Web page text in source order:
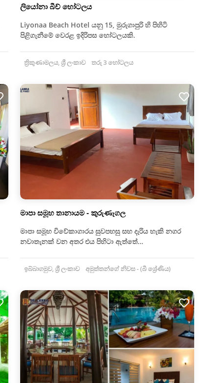
ලියෝනා බීච් හෝටලය
Liyonaa Beach Hotel යනු 15, මුරුගාපුරි හි පිහිටි
පිළිගැනීමේ වෙරළ ඉදිරිපස හෝටලයකි.
ත්‍රිකුණාමලය, ශ්‍රී ලංකාව තරු 3 හෝටලය
මාපා සමූහ තානායම - කුරුණෑගල
මාපා සමූහ විවේකාගාරය සුවපහසු සහ දැරිය හැකි නගර
නවාතැනක් වන අතර එය පිහිටා ඇත්තේ…
ඉබ්බාගමුව, ශ්‍රී ලංකාව අමුත්තන්ගේ නිවස - (බී ශ්‍රේණිය)